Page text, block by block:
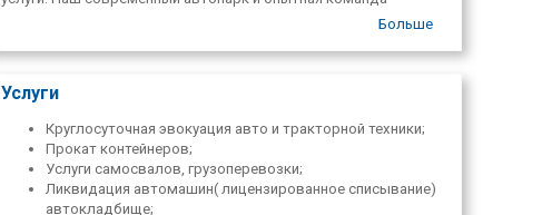
гарантируют безопасное и качественное обслуживание.Больше
Услуги
Круглосуточная эвокуация авто и тракторной техники;
Прокат контейнеров;
Услуги самосвалов, грузоперевозки;
Ликвидация автомашин( лицензированное списывание)
автокладбище;